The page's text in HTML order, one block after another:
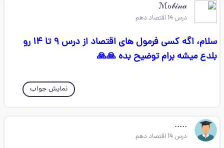
ℳℴ𝒷𝒾𝓃𝒶
درس 14 اقتصاد دهم
سلام، اگه کسی فرمول های اقتصاد از درس ۹ تا ۱۴ رو
بلدع میشه برام توضیح بده 🙏🙏
نمایش جواب
.....
درس 14 اقتصاد دهم